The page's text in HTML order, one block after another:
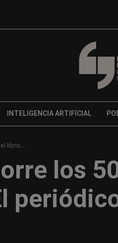
INTELIGENCIA ARTIFICIAL
libro...
los